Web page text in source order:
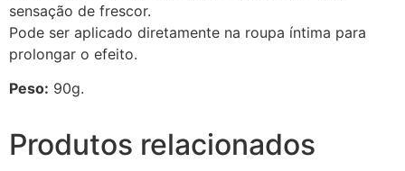
sensação de frescor.
Pode ser aplicado diretamente na roupa íntima para
prolongar o efeito.
Peso: 90g.
Produtos relacionados